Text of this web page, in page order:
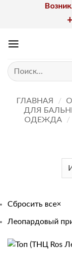
Искать:
ГЛАВНАЯ /
ДЛЯ
ОДЕЖДА
/
Сбросить все×
Леопардовый